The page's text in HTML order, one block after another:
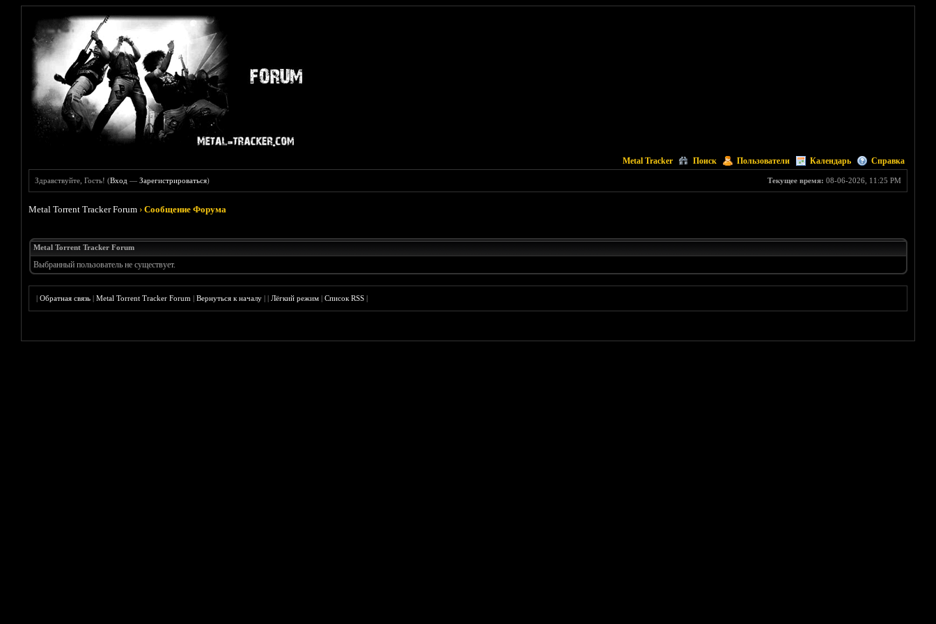
Metal Tracker Поиск Пользователи Календарь Справка
Текущее время: 08-06-2026, 11:25 PM
Здравствуйте, Гость! (Вход —Зарегистрироваться)
Metal Torrent Tracker Forum ›Сообщение Форума
Metal Torrent Tracker Forum
Выбранный пользователь не существует.
|Обратная связь |Metal Torrent Tracker Forum |Вернуться к началу ||Лёгкий режим |Список RSS |